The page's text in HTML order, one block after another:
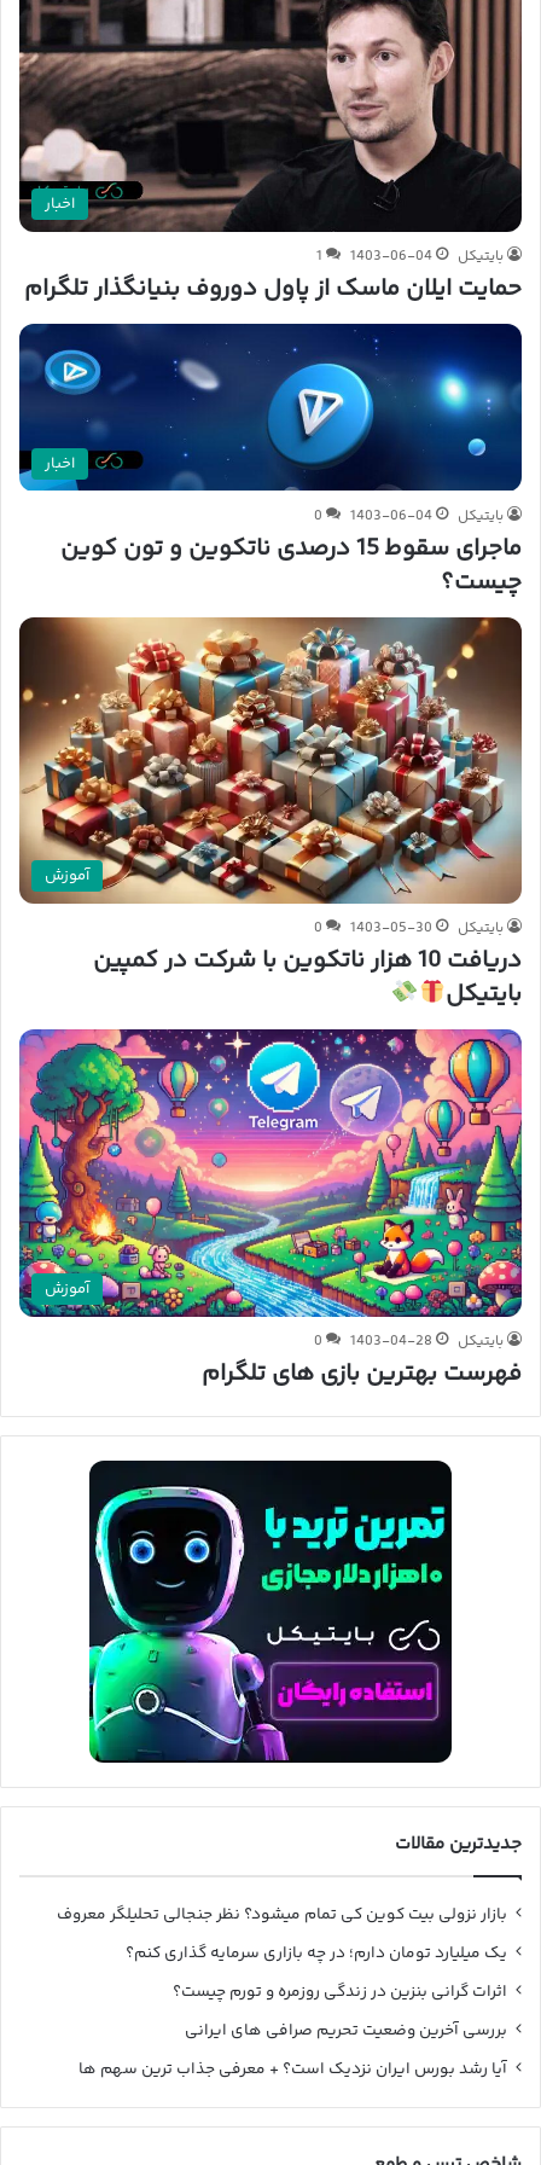
اخبار
بایتیکل 1403-06-04
1
حمایت ایلان ماسک از پاول دوروف بنیانگذار تلگرام
اخبار
بایتیکل 1403-06-04
0
ماجرای سقوط 15 درصدی ناتکوین و تون کوین
چیست؟
آموزش
بایتیکل 1403-05-30
0
دریافت 10 هزار ناتکوین با شرکت در کمپین
بایتیکل
آموزش
بایتیکل 1403-04-28
0
فهرست بهترین بازی های تلگرام
جدیدترین مقالات
بازار نزولی بیت کوین کی تمام میشود؟ نظر جنجالی تحلیلگر معروف
یک میلیارد تومان دارم؛ در چه بازاری سرمایه گذاری کنم؟
اثرات گرانی بنزین در زندگی روزمره و تورم چیست؟
بررسی آخرین وضعیت تحریم صرافی های ایرانی
آیا رشد بورس ایران نزدیک است؟ + معرفی جذاب ترین سهم ها